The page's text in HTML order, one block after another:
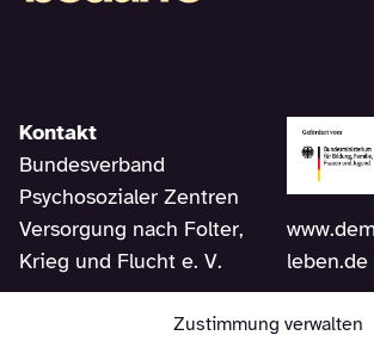
Zustimmung verwalten
Kontakt
Bundesverband
Psychosozialer Zentren
Versorgung nach Folter,
Krieg und Flucht e. V.
leben.de